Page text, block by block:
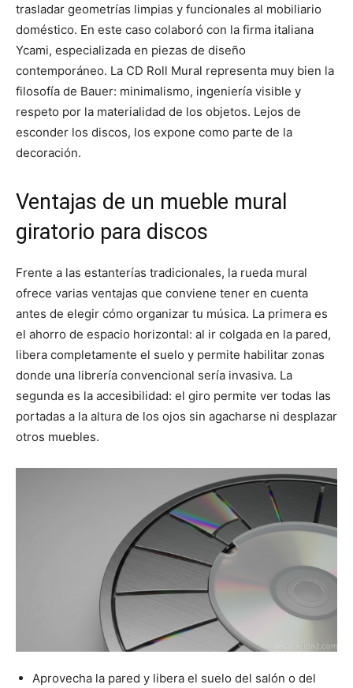
trasladar geometrías limpias y funcionales al mobiliario
doméstico. En este caso colaboró con la firma italiana
Ycami, especializada en piezas de diseño
contemporáneo. La CD Roll Mural representa muy bien la
filosofía de Bauer: minimalismo, ingeniería visible y
respeto por la materialidad de los objetos. Lejos de
esconder los discos, los expone como parte de la
decoración.
Ventajas de un mueble mural
giratorio para discos
Frente a las estanterías tradicionales, la rueda mural
ofrece varias ventajas que conviene tener en cuenta
antes de elegir cómo organizar tu música. La primera es
el ahorro de espacio horizontal: al ir colgada en la pared,
libera completamente el suelo y permite habilitar zonas
donde una librería convencional sería invasiva. La
segunda es la accesibilidad: el giro permite ver todas las
portadas a la altura de los ojos sin agacharse ni desplazar
otros muebles.
Aprovecha la pared y libera el suelo del salón o del